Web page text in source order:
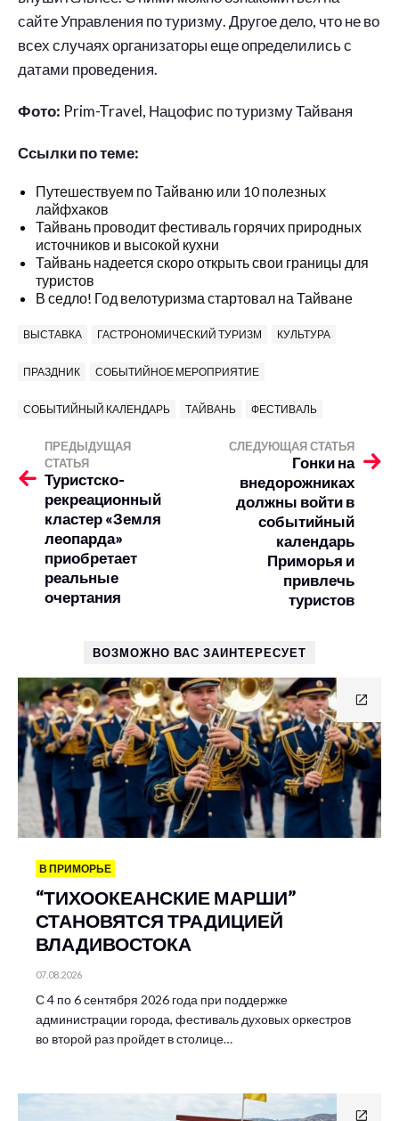
сайте Управления по туризму. Другое дело, что не во
всех случаях организаторы еще определились с
датами проведения.
Фото: Prim-Travel, Нацофис по туризму Тайваня
Ссылки по теме:
Путешествуем по Тайваню или 10 полезных
лайфхаков
Тайвань проводит фестиваль горячих природных
источников и высокой кухни
Тайвань надеется скоро открыть свои границы для
туристов
В седло! Год велотуризма стартовал на Тайване
ВЫСТАВКА ГАСТРОНОМИЧЕСКИЙ ТУРИЗМ КУЛЬТУРА
ПРАЗДНИК СОБЫТИЙНОЕ МЕРОПРИЯТИЕ
СОБЫТИЙНЫЙ КАЛЕНДАРЬ ТАЙВАНЬ ФЕСТИВАЛЬ
ПРЕДЫДУЩАЯ
СТАТЬЯ
Туристско-
рекреационный
кластер «Земля
леопарда»
приобретает
реальные
очертания
СЛЕДУЮЩАЯ СТАТЬЯ
Гонки на
внедорожниках
должны войти в
событийный
календарь
Приморья и
привлечь
туристов
ВОЗМОЖНО ВАС ЗАИНТЕРЕСУЕТ
В ПРИМОРЬЕ
“ТИХООКЕАНСКИЕ МАРШИ”
СТАНОВЯТСЯ ТРАДИЦИЕЙ
ВЛАДИВОСТОКА
07.08.2026
С 4 по 6 сентября 2026 года при поддержке
администрации города, фестиваль духовых оркестров
во второй раз пройдет в столице…